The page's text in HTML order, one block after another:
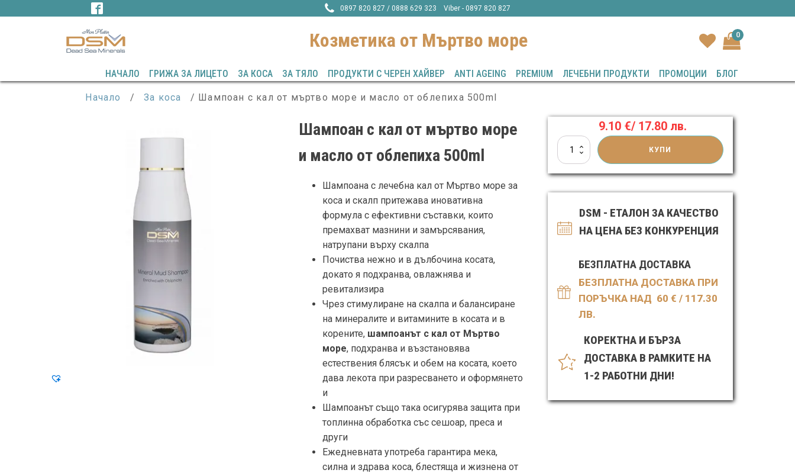
0897 820 827 / 0888 629 323 Viber - 0897 820 827
Козметика от Mъртво море 0
НАЧАЛО ГРИЖА ЗА ЛИЦЕТО ЗА КОСА ЗА ТЯЛО ПРОДУКТИ С ЧЕРЕН ХАЙВЕР ANTI AGEING PREMIUM ЛЕЧЕБНИ ПРОДУКТИ ПРОМОЦИИ БЛОГ
Начало / За коса / Шампоан с кал от мъртво море и масло от облепиха 500ml
Шампоан с кал от мъртво море
и масло от облепиха 500ml
Шампоана с лечебна кал от Мъртво море за
коса и скалп притежава иновативна
формула с ефективни съставки, които
премахват мазнини и замърсявания,
натрупани върху скалпа
Почиства нежно и в дълбочина косата,
докато я подхранва, овлажнява и
ревитализира
Чрез стимулиране на скалпа и балансиране
на минералите и витамините в косата и в
корените, шампоанът с кал от Мъртво
море, подхранва и възстановява
естествения блясък и обем на косата, което
дава лекота при разресването и оформянето
и
Шампоанът също така осигурява защита при
топлинна обработка със сешоар, преса и
други
Ежедневната употреба гарантира мека,
силна и здрава коса, блестяща и жизнена от
9.10 €/ 17.80 лв.
количество
за
с
кал
море
и
облепиха
КУПИ
DSM - ЕТАЛОН ЗА КАЧЕСТВО
НА ЦЕНА БЕЗ КОНКУРЕНЦИЯ
БЕЗПЛАТНА ДОСТАВКА
БЕЗПЛАТНА ДОСТАВКА ПРИ
ПОРЪЧКА НАД 60 € / 117.30
ЛВ.
КОРЕКТНА И БЪРЗА
ДОСТАВКА В РАМКИТЕ НА
1-2 РАБОТНИ ДНИ!